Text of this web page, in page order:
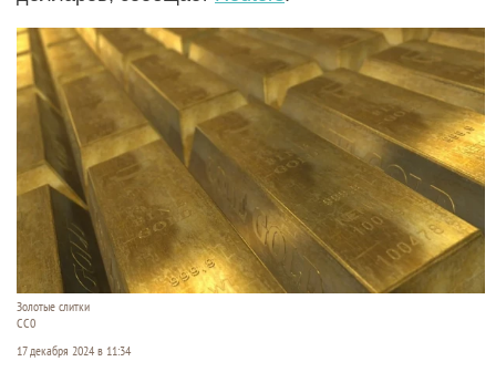
Золотые слитки
СС0
17 декабря 2024 в 11:34